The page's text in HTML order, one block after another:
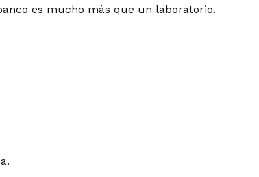
es mucho más que un laboratorio.